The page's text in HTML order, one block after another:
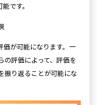
です。
価が可能になります。一
の評価によって、評価を
振り返ることが可能にな